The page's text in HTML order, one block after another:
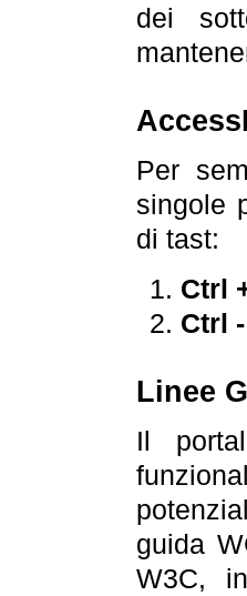
dei
Per
singole
di tast:
Ctrl
Ctrl -
Linee
Il
guida
W3C,